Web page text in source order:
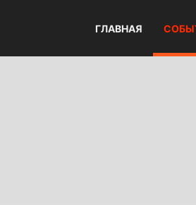
ГЛАВНАЯ